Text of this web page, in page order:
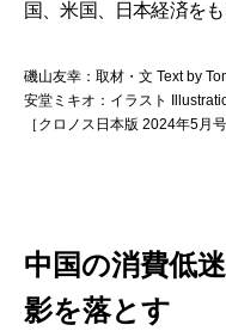
国、米国、日本経済を
磯山友幸：取材・文 Text by
安堂ミキオ：イラスト
［クロノス日本版 2024年5月
中国の消費低
影を落とす